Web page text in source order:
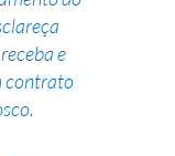
e
contrato